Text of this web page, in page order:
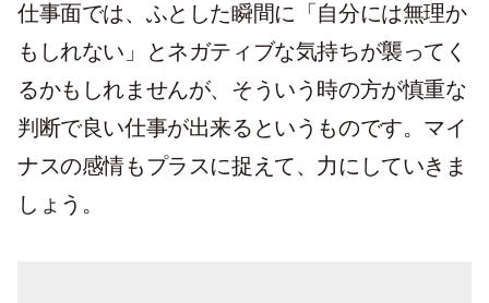
仕事面では、ふとした瞬間に「自分には無理か
もしれない」とネガティブな気持ちが襲ってく
るかもしれませんが、そういう時の方が慎重な
判断で良い仕事が出来るというものです。マイ
ナスの感情もプラスに捉えて、力にしていきま
しょう。